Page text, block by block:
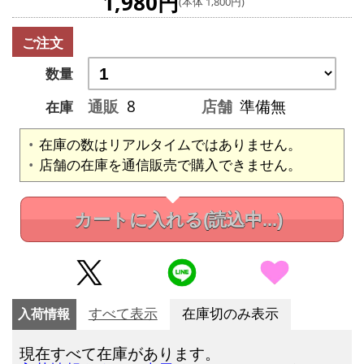
ご注文
数量
在庫
通販 8 店舗 準備無
在庫の数はリアルタイムではありません。
店舗の在庫を通信販売で購入できません。
カートに入れる(読込中...)
入荷情報 すべて表示 在庫切のみ表示
現在すべて在庫があります。